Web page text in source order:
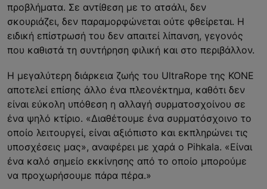
προβλήματα. Σε αντίθεση με το ατσάλι, δεν
σκουριάζει, δεν παραμορφώνεται ούτε φθείρεται. Η
ειδική επίστρωσή του δεν απαιτεί λίπανση, γεγονός
που καθιστά τη συντήρηση φιλική και στο περιβάλλον.
Η μεγαλύτερη διάρκεια ζωής του UltraRope της ΚΟΝΕ
αποτελεί επίσης άλλο ένα πλεονέκτημα, καθότι δεν
είναι εύκολη υπόθεση η αλλαγή συρματοσχοίνου σε
ένα ψηλό κτίριο. «Διαθέτουμε ένα συρματόσχοινο το
οποίο λειτουργεί, είναι αξιόπιστο και εκπληρώνει τις
υποσχέσεις μας», αναφέρει με χαρά ο Pihkala. «Είναι
ένα καλό σημείο εκκίνησης από το οποίο μπορούμε
να προχωρήσουμε πάρα πέρα.»